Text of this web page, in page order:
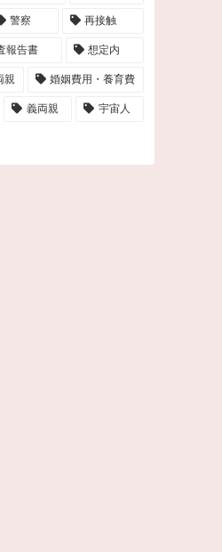
警察 再接触
報告書 想定内
親 婚姻費用・養育費
義両親 宇宙人